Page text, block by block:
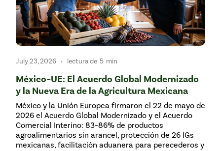
July 23, 2026 • lectura de 5 min
México–UE: El Acuerdo Global Modernizado
y la Nueva Era de la Agricultura Mexicana
México y la Unión Europea firmaron el 22 de mayo de
2026 el Acuerdo Global Modernizado y el Acuerdo
Comercial Interino: 83–86% de productos
agroalimentarios sin arancel, protección de 26 IGs
mexicanas, facilitación aduanera para perecederos y